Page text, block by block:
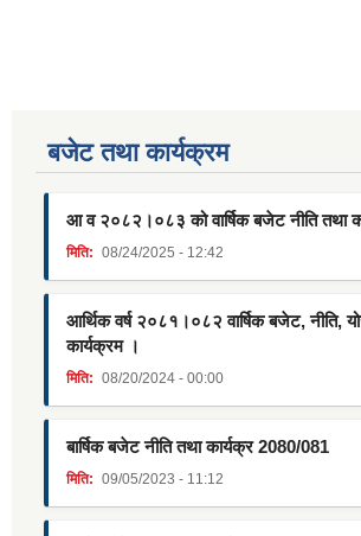
बजेट तथा कार्यक्रम
आ व २०८२।०८३ को वार्षिक बजेट नीति तथा
मिति: 08/24/2025 - 12:42
आर्थिक वर्ष २०८१।०८२ वार्षिक बजेट, नीति,
कार्यक्रम ।
मिति: 08/20/2024 - 00:00
बार्षिक बजेट नीति तथा कार्यक्र 2080/081
मिति: 09/05/2023 - 11:12